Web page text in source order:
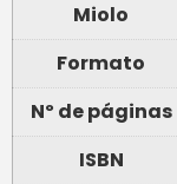
Miolo
Formato
Nº de páginas
ISBN